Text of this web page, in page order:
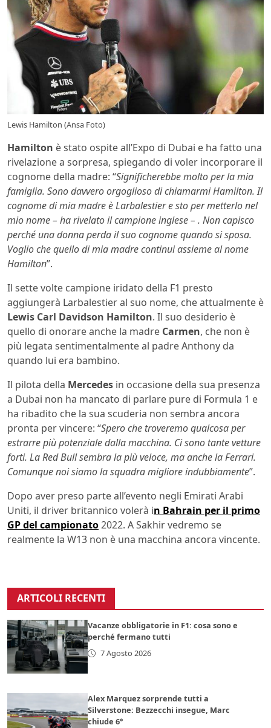
Lewis Hamilton (Ansa Foto)
Hamilton è stato ospite all’Expo di Dubai e ha fatto una
rivelazione a sorpresa, spiegando di voler incorporare il
cognome della madre: “Significherebbe molto per la mia
famiglia. Sono davvero orgoglioso di chiamarmi Hamilton. Il
cognome di mia madre è Larbalestier e sto per metterlo nel
mio nome – ha rivelato il campione inglese – . Non capisco
perché una donna perda il suo cognome quando si sposa.
Voglio che quello di mia madre continui assieme al nome
Hamilton”.
Il sette volte campione iridato della F1 presto
aggiungerà Larbalestier al suo nome, che attualmente è
Lewis Carl Davidson Hamilton. Il suo desiderio è
quello di onorare anche la madre Carmen, che non è
più legata sentimentalmente al padre Anthony da
quando lui era bambino.
Il pilota della Mercedes in occasione della sua presenza
a Dubai non ha mancato di parlare pure di Formula 1 e
ha ribadito che la sua scuderia non sembra ancora
pronta per vincere: “Spero che troveremo qualcosa per
estrarre più potenziale dalla macchina. Ci sono tante vetture
forti. La Red Bull sembra la più veloce, ma anche la Ferrari.
Comunque noi siamo la squadra migliore indubbiamente”.
Dopo aver preso parte all’evento negli Emirati Arabi
Uniti, il driver britannico volerà in Bahrain per il primo
GP del campionato2022. A Sakhir vedremo se
realmente la W13 non è una macchina ancora vincente.
ARTICOLI RECENTI
Vacanze obbligatorie in F1: cosa sono e
perché fermano tutti
7 Agosto 2026
Alex Marquez sorprende tutti a
Silverstone: Bezzecchi insegue, Marc
chiude 6°